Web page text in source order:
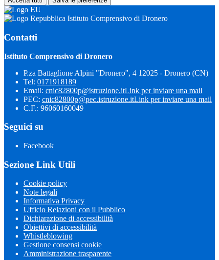
Istituto Comprensivo di Dronero
Contatti
Istituto Comprensivo di Dronero
P.za Battaglione Alpini "Dronero", 4 12025 - Dronero (CN)
Tel: 0171918189
Email: cnic82800p@istruzione.itLink per inviare una mail
PEC: cnic82800p@pec.istruzione.itLink per inviare una mail
C.F.: 96060160049
Seguici su
Facebook
Sezione Link Utili
Cookie policy
Note legali
Informativa Privacy
Ufficio Relazioni con il Pubblico
Dichiarazione di accessibilità
Obiettivi di accessibilità
Whistleblowing
Gestione consensi cookie
Amministrazione trasparente